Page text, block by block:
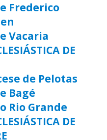
Frederico
Vacaria
DE
de Pelotas
Bagé
Rio Grande
DE